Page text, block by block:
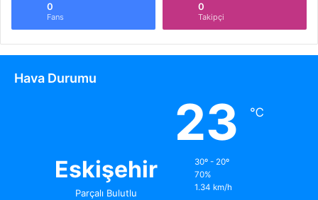
0
Fans
0
Takipçi
Hava Durumu
Eskişehir
Parçalı Bulutlu
23 ℃
30º - 20º
70%
1.34 km/h